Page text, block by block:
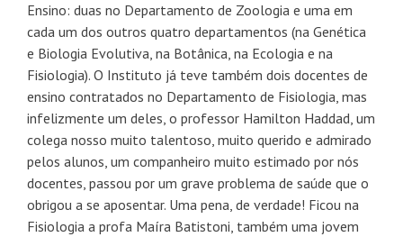
Ensino: duas no Departamento de Zoologia e uma em
cada um dos outros quatro departamentos (na Genética
e Biologia Evolutiva, na Botânica, na Ecologia e na
Fisiologia). O Instituto já teve também dois docentes de
ensino contratados no Departamento de Fisiologia, mas
infelizmente um deles, o professor Hamilton Haddad, um
colega nosso muito talentoso, muito querido e admirado
pelos alunos, um companheiro muito estimado por nós
docentes, passou por um grave problema de saúde que o
obrigou a se aposentar. Uma pena, de verdade! Ficou na
Fisiologia a profa Maíra Batistoni, também uma jovem